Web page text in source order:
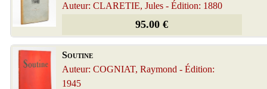
Auteur: CLARETIE, Jules - Édition: 1880
95.00 €
Soutine
Auteur: COGNIAT, Raymond - Édition:
1945